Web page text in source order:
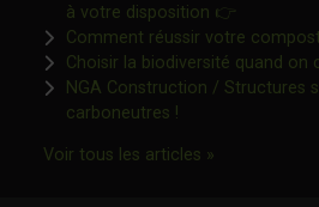
à votre disposition 👉Ce lien
Comment réussir votre
Choisir la biodiversité quand on
NGA Construction / Structures
carboneutres !Ce lien s'ouvrira
Voir tous les articles »Ce lien